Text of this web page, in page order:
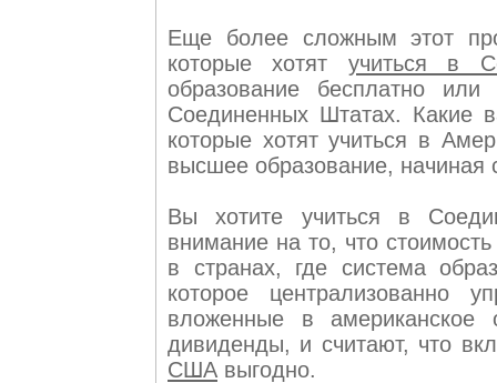
Еще более сложным этот
которые хотят учиться в
образование бесплатно
Соединенных Штатах. Какие
которые хотят учиться в
высшее образование, начиная
Вы хотите учиться в
внимание на то, что
в странах, где система
которое централизованно
вложенные в американское
дивиденды, и считают, что
США выгодно.